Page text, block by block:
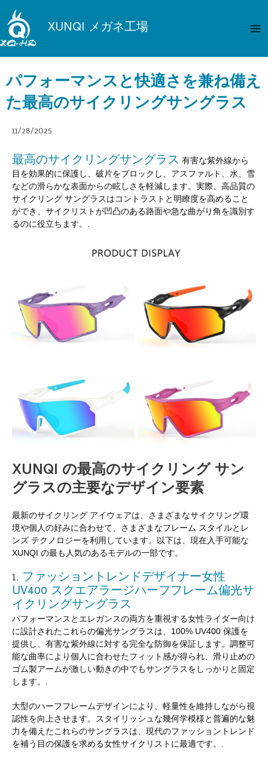
容
を
ス
ッ
プ
XUNQI メガネ工場
イ
ン
メ
パフォーマンスと快適さを兼ね備え
た最高のサイクリングサングラス
11/28/2025
最高のサイクリングサングラス 有害な紫外線から
目を効果的に保護し、破片をブロックし、アスファルト、水、雪
などの滑らかな表面からの眩しさを軽減します。実際、高品質の
サイクリング サングラスはコントラストと明瞭度を高めること
ができ、サイクリストが凹凸のある路面や急な曲がり角を識別す
るのに役立ちます。.
XUNQI の最高のサイクリング サン
グラスの主要なデザイン要素
最新のサイクリング アイウェアは、さまざまなサイクリング環
境や個人の好みに合わせて、さまざまなフレーム スタイルとレ
ンズ テクノロジーを利用しています。以下は、現在入手可能な
XUNQI の最も人気のあるモデルの一部です。
1. ファッショントレンドデザイナー女性
UV400 スクエアラージハーフフレーム偏光サ
イクリングサングラス
パフォーマンスとエレガンスの両方を重視する女性ライダー向け
に設計されたこれらの偏光サングラスは、100% UV400 保護を
提供し、有害な紫外線に対する完全な防御を保証します。調整可
能な曲率により個人に合わせたフィット感が得られ、滑り止めの
ゴム製アームが激しい動きの中でもサングラスをしっかりと固定
します。.
大型のハーフフレームデザインにより、軽量性を維持しながら視
認性を向上させます。スタイリッシュな幾何学模様と普遍的な魅
力を備えたこれらのサングラスは、現代のファッショントレンド
を補う目の保護を求める女性サイクリストに最適です。.